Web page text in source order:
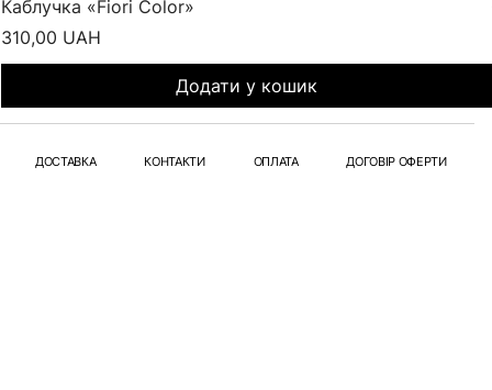
Каблучка «Fiori Color»
Ціна
310,00 UAH
Додати у кошик
ДОСТАВКА КОНТАКТИ ОПЛАТА ДОГОВІР ОФЕРТИ